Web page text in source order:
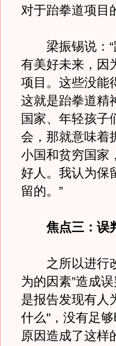
对于跆拳道项目
梁振锡说：“
有美好未来，因
项目。这些没能
这就是跆拳道精
国家、年轻孩子
会，那就意味着
小国和贫穷国家
好人。我认为保
留的。”
焦点三：误判
之所以进行改
为的因素”造成
是报告发现有人
什么"，没有足
原因造成了这样